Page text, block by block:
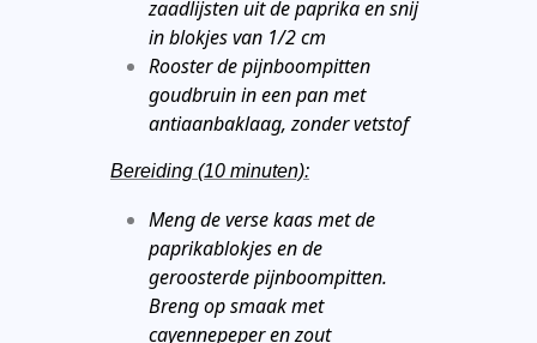
zaadlijsten uit de paprika en snij
in blokjes van 1/2 cm
Rooster de pijnboompitten
goudbruin in een pan met
antiaanbaklaag, zonder vetstof
Bereiding (10 minuten):
Meng de verse kaas met de
paprikablokjes en de
geroosterde pijnboompitten.
Breng op smaak met
cayennepeper en zout